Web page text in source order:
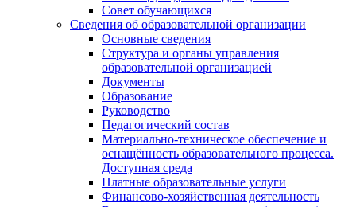
Совет обучающихся
Сведения об образовательной организации
Основные сведения
Структура и органы управления
образовательной организацией
Документы
Образование
Руководство
Педагогический состав
Материально-техническое обеспечение и
оснащённость образовательного процесса.
Доступная среда
Платные образовательные услуги
Финансово-хозяйственная деятельность